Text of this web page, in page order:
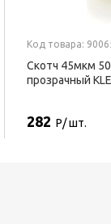
Код товара:
Скотч 45мкм
прозрачный
282 Р/ шт.